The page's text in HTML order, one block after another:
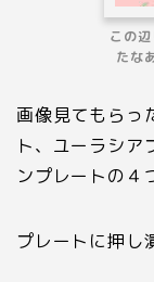
この
たな
画像見てもらっ
ト、ユーラシア
ンプレートの４
プレートに押し